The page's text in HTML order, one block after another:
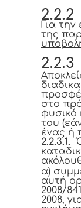
2.2.2
Για
της
2.2.3
στο
φυσικό
του
ένας ή
2.2.3.1.
α)
αυτή
2008/
2008,